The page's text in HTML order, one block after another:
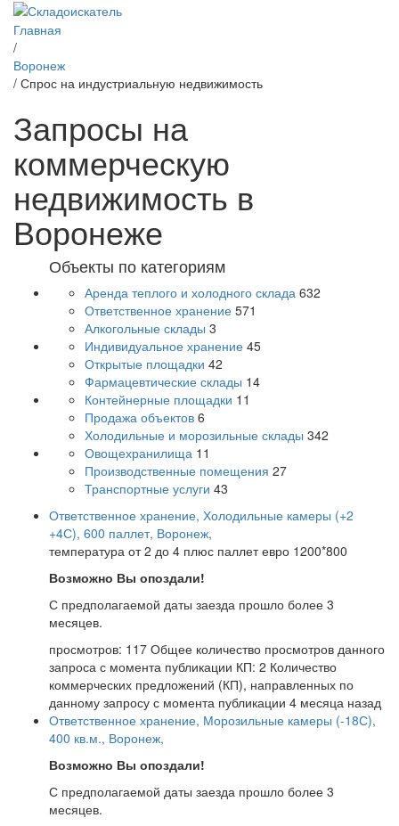
Главная
/
Воронеж
/ Спрос на индустриальную недвижимость
Запросы на
коммерческую
недвижимость в
Воронеже
Объекты по категориям
Аренда теплого и холодного склада 632
Ответственное хранение 571
Алкогольные склады 3
Индивидуальное хранение 45
Открытые площадки 42
Фармацевтические склады 14
Контейнерные площадки 11
Продажа объектов 6
Холодильные и морозильные склады 342
Овощехранилища 11
Производственные помещения 27
Транспортные услуги 43
Ответственное хранение, Холодильные камеры (+2
+4С), 600 паллет, Воронеж,
температура от 2 до 4 плюс паллет евро 1200*800
Возможно Вы опоздали!
С предполагаемой даты заезда прошло более 3
месяцев.
просмотров: 117 Общее количество просмотров данного
запроса с момента публикации КП: 2 Количество
коммерческих предложений (КП), направленных по
данному запросу с момента публикации 4 месяца назад
Ответственное хранение, Морозильные камеры (-18С),
400 кв.м., Воронеж,
Возможно Вы опоздали!
С предполагаемой даты заезда прошло более 3
месяцев.